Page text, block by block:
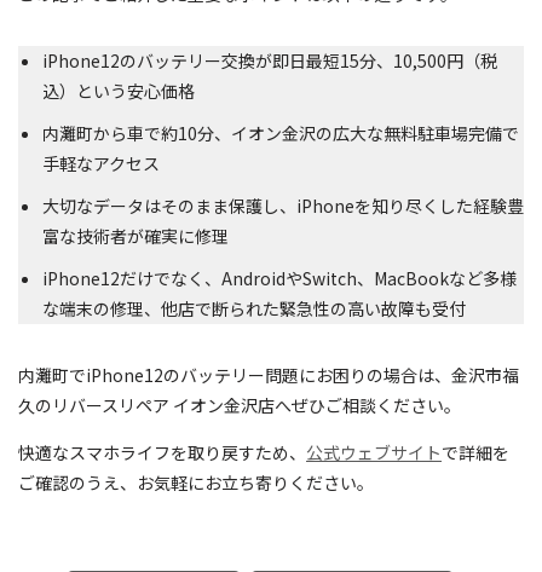
iPhone12のバッテリー交換が即日最短15分、10,500円（税
込）という安心価格
内灘町から車で約10分、イオン金沢の広大な無料駐車場完備で
手軽なアクセス
大切なデータはそのまま保護し、iPhoneを知り尽くした経験豊
富な技術者が確実に修理
iPhone12だけでなく、AndroidやSwitch、MacBookなど多様
な端末の修理、他店で断られた緊急性の高い故障も受付
内灘町でiPhone12のバッテリー問題にお困りの場合は、金沢市福
久のリバースリペア イオン金沢店へぜひご相談ください。
快適なスマホライフを取り戻すため、 公式ウェブサイトで詳細を
ご確認のうえ、お気軽にお立ち寄りください。